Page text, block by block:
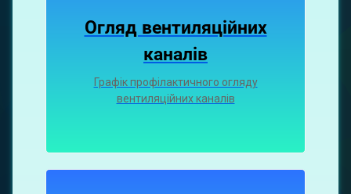
Огляд вентиляційних
каналiв
Графiк профiлактичного огляду
вентиляцiйних каналiв